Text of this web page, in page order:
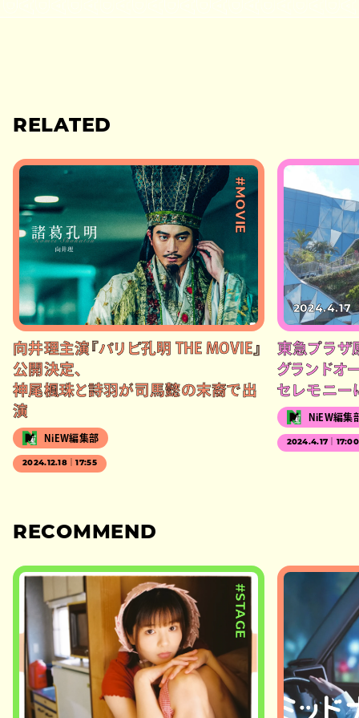
RELATED
#MOVIE
向井理主演『パリピ孔明 THE MOVIE』
公開決定、
神尾楓珠と詩羽が司馬懿の末裔で出
演
NiEW編集部
2024.12.18｜17:55
2024.4.17
東急プラザ
グランドオ
セレモニー
NiEW編集
2024.4.17｜17:00
RECOMMEND
#STAGE